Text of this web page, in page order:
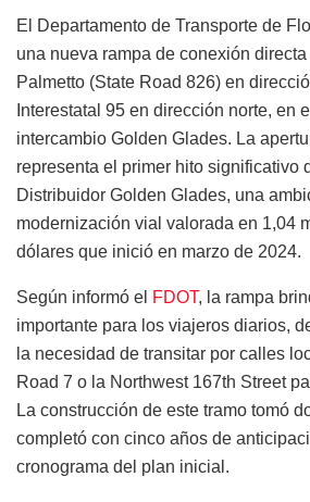
El Departamento de Transporte de
una nueva rampa de conexión
Palmetto (State Road 826) en
Interestatal 95 en dirección norte, en
intercambio Golden Glades. La
representa el primer hito significativo
Distribuidor Golden Glades, una
modernización vial valorada en 1,04
dólares que inició en marzo de 2024.
Según informó el FDOT, la rampa
importante para los viajeros diarios,
la necesidad de transitar por calles
Road 7 o la Northwest 167th Street
La construcción de este tramo tomó
completó con cinco años de
cronograma del plan inicial.